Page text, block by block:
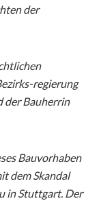
der
regierung
der Bauherrin
Bauvorhaben
dem Skandal
in Stuttgart. Der